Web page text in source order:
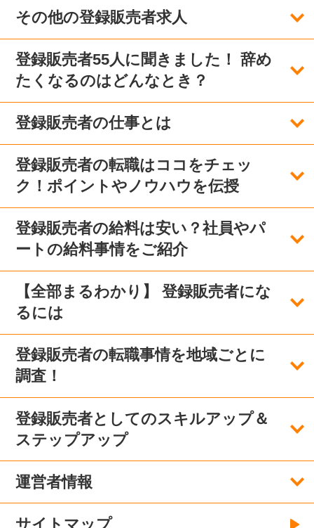
その他の登録販売者求人
登録販売者55人に聞きました！ 辞め
たくなるのはどんなとき？
登録販売者の仕事とは
登録販売者の転職はココをチェッ
ク！ポイントやノウハウを伝授
登録販売者の給料は安い？社員やパ
ートの給料事情をご紹介
【全部まるわかり】 登録販売者にな
るには
登録販売者の転職事情を地域ごとに
調査！
登録販売者としてのスキルアップ＆
ステップアップ
運営者情報
サイトマップ